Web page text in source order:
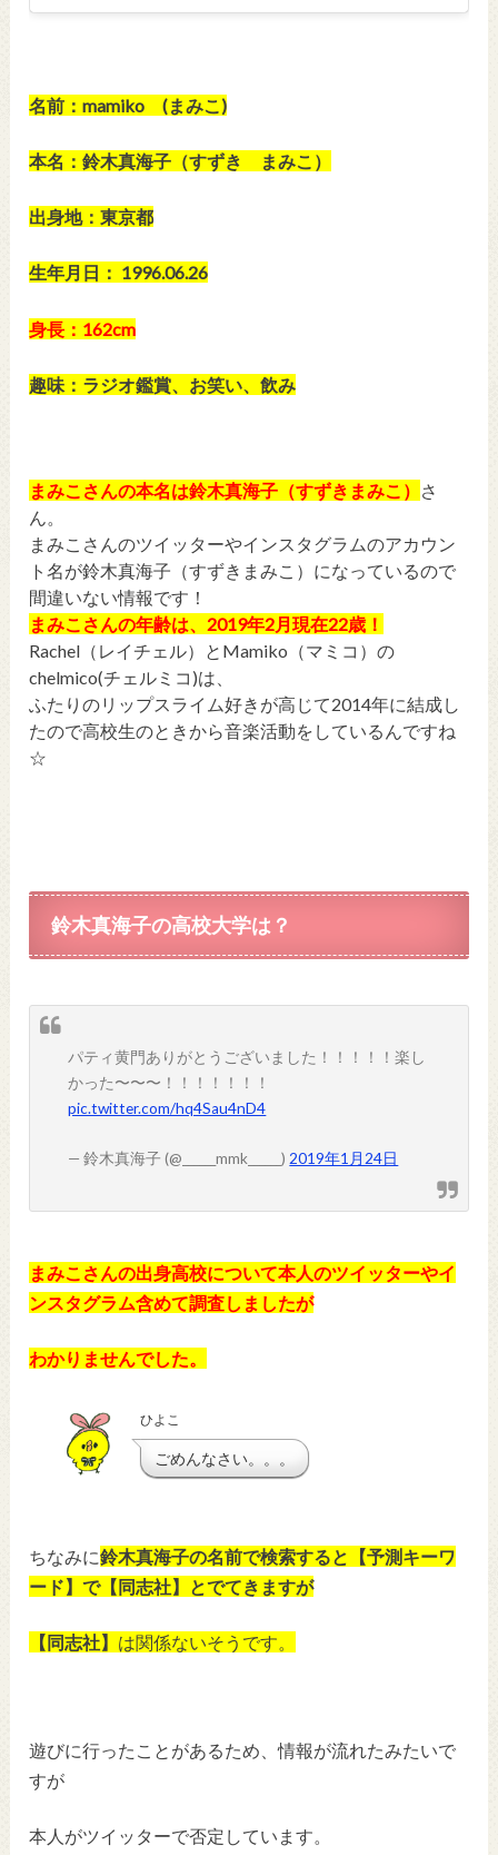
名前：mamiko (まみこ)
本名：鈴木真海子（すずき まみこ）
出身地：東京都
生年月日： 1996.06.26
身長：162cm
趣味：ラジオ鑑賞、お笑い、飲み
まみこさんの本名は鈴木真海子（すずきまみこ） さ
ん。
まみこさんのツイッターやインスタグラムのアカウン
ト名が鈴木真海子（すずきまみこ）になっているので
間違いない情報です！
まみこさんの年齢は、2019年2月現在22歳！
Rachel（レイチェル）とMamiko（マミコ）の
chelmico(チェルミコ)は、
ふたりのリップスライム好きが高じて2014年に結成し
たので高校生のときから音楽活動をしているんですね
☆
鈴木真海子の高校大学は？
パティ黄門ありがとうございました！！！！！楽し
かった〜〜〜！！！！！！！
pic.twitter.com/hq4Sau4nD4
— 鈴木真海子 (@______mmk______) 2019年1月24日
まみこさんの出身高校について本人のツイッターやイ
ンスタグラム含めて調査しましたが
わかりませんでした。
ひよこ
ごめんなさい。。。
ちなみに鈴木真海子の名前で検索すると【予測キーワ
ード】で【同志社】とでてきますが
【同志社】 は関係ないそうです。
遊びに行ったことがあるため、情報が流れたみたいで
すが
本人がツイッターで否定しています。